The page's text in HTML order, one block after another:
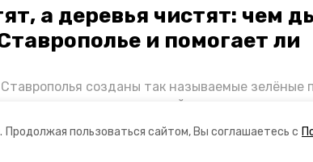
Продолжая пользоваться сайтом, Вы соглашаетесь с
а деревья чистят: чем
и помогает ли
созданы так называемые зелёные
негативное воздействие выхлопных
жители края, узнала корреспондент